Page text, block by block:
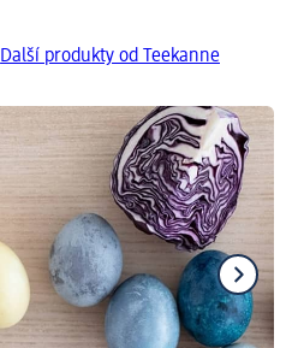
Další produkty od Teekanne